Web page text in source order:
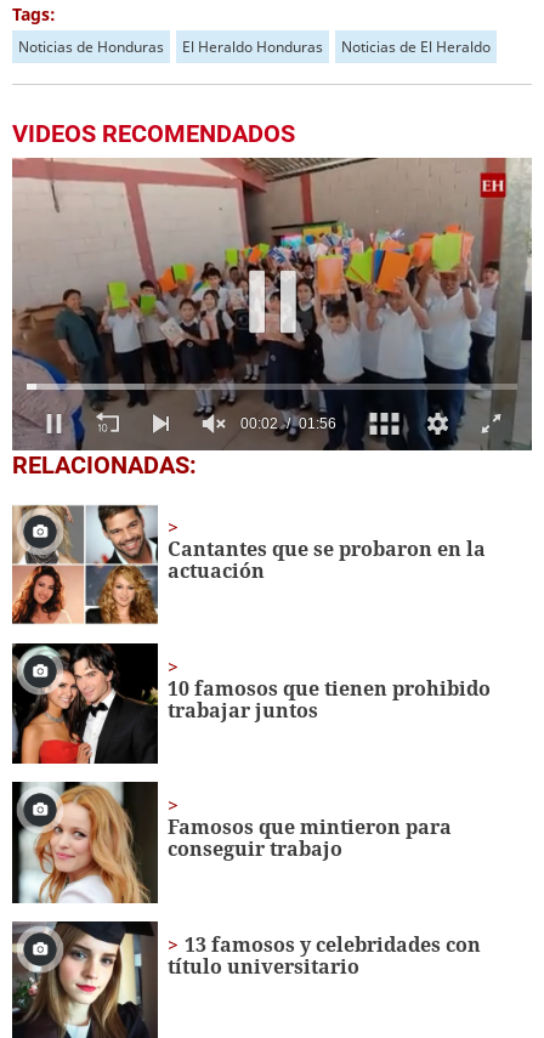
Tags:
Noticias de Honduras El Heraldo Honduras Noticias de El Heraldo
VIDEOS RECOMENDADOS
0
of
minute,
56
seconds
RELACIONADAS:
Cantantes que se probaron en la
actuación
10 famosos que tienen prohibido
trabajar juntos
Famosos que mintieron para
conseguir trabajo
13 famosos y celebridades con
título universitario